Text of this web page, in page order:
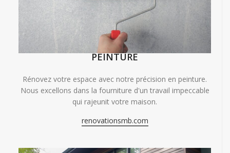
PEINTURE
Rénovez votre espace avec notre précision en peinture.
Nous excellons dans la fourniture d'un travail impeccable
qui rajeunit votre maison.
renovationsmb.com